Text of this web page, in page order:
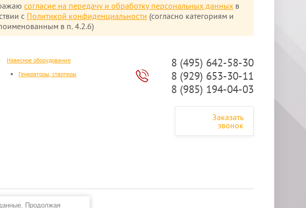
согласие на передачу и обработку персональных данных в
с Политикой конфиденциальности (согласно категориям и
в п. 4.2.6)
Навесное оборудование
Генераторы, стартеры
8 (495) 642-58-30
8 (929) 653-30-11
8 (985) 194-04-03
Заказать
звонок
Продолжая